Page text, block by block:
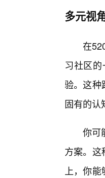
多元视
在
习社区
验。这种
固有的认
你可
方案。这
上，你能